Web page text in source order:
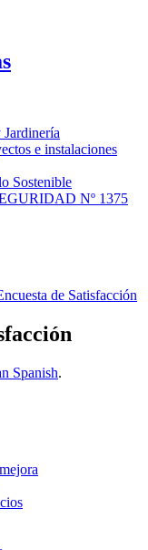
e instalaciones
Sostenible
Nº 1375
de Satisfacción
Spanish.